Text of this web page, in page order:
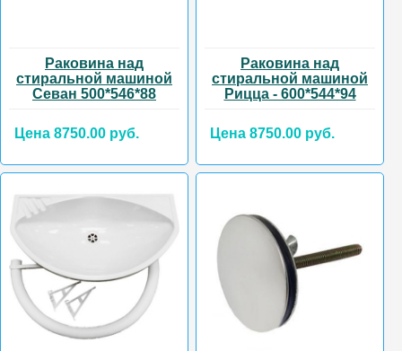
Раковина над
стиральной машиной
Севан 500*546*88
Цена 8750.00 руб.
Раковина над
стиральной машиной
Рицца - 600*544*94
Цена 8750.00 руб.